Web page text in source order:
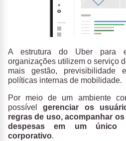
A estrutura do Uber para
organizações utilizem o serviço
mais gestão, previsibilidade
políticas internas de mobilidade.
Por meio de um ambiente
possívelgerenciar os
regras de uso, acompanhar
despesas em um único
corporativo.